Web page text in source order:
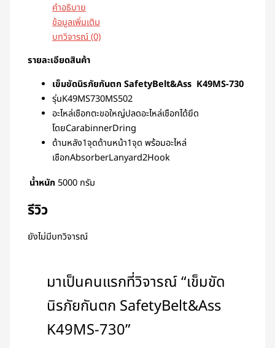
คำอธิบาย
ข้อมูลเพิ่มเติม
บทวิจารณ์ (0)
รายละเอียดสินค้า
เข็มขัดนิรภัยกันตก SafetyBelt&Ass K49MS-730
รุ่นK49MS730MS502
อะไหล่เชือกตะขอใหญ่ปลดอะไหล่เชือกได้ยึด
โดยCarabinnerDring
ด้านหลัง1จุดด้านหน้า1จุด พร้อมอะไหล่
เชือกAbsorberLanyard2Hook
น้ำหนัก 5000 กรัม
รีวิว
ยังไม่มีบทวิจารณ์
มาเป็นคนแรกที่วิจารณ์ “เข็มขัด
นิรภัยกันตก SafetyBelt&Ass
K49MS-730”